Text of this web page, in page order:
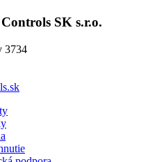
SK s.r.o.
3734